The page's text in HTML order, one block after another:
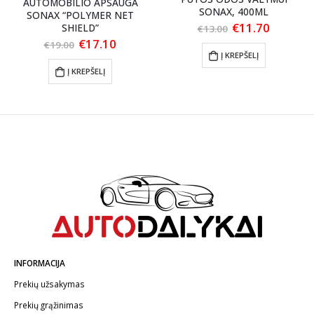
SONAX “POLYMER NET
SHIELD”
€19.00 Original
was:
€19.00.
€17.10
Į KREPŠELĮ
SONAX, 400ML
€13.00 Original
was:
€13.00.
€11.70
Į KREPŠELĮ
INFORMACIJA
Prekių užsakymas
Prekių grąžinimas